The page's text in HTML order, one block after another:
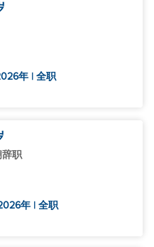
年 | 全职
辞职
年 | 全职